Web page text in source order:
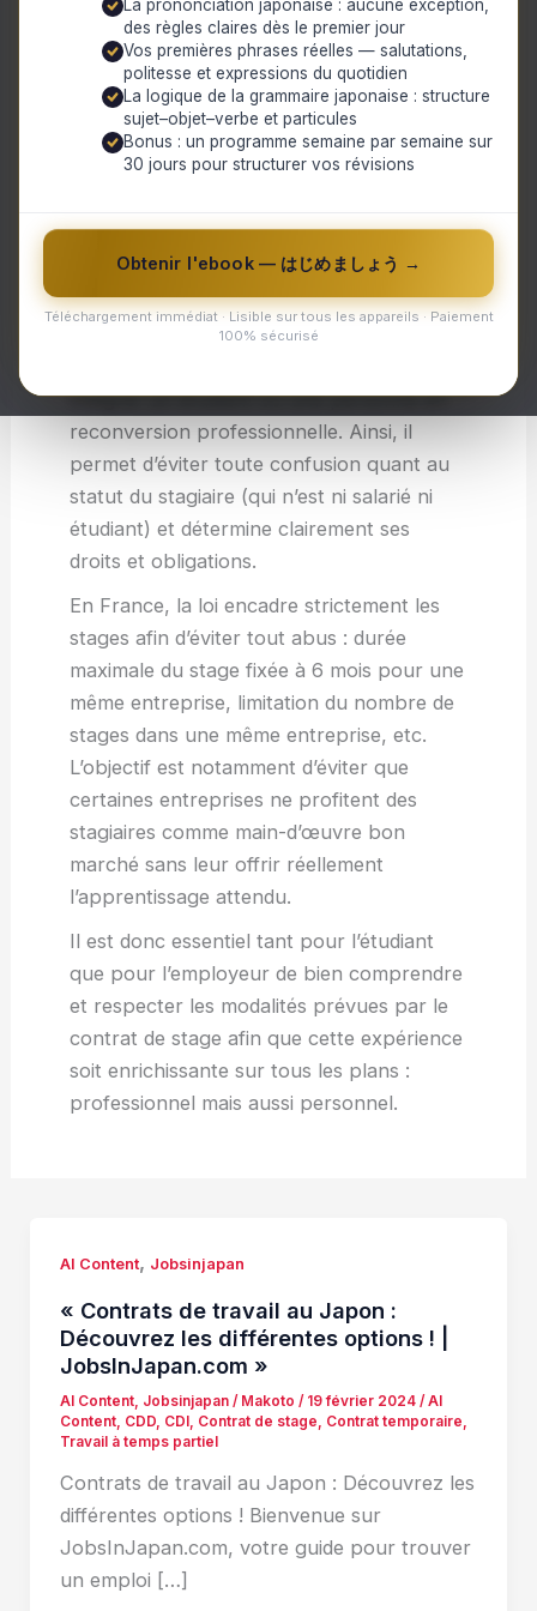
La prononciation japonaise : aucune exception,
des règles claires dès le premier jour
Vos premières phrases réelles — salutations,
politesse et expressions du quotidien
La logique de la grammaire japonaise : structure
sujet–objet–verbe et particules
Bonus : un programme semaine par semaine sur
30 jours pour structurer vos révisions
Obtenir l'ebook — はじめましょう →
Téléchargement immédiat · Lisible sur tous les appareils · Paiement
100% sécurisé
la durée du stage, les missions confiées au
stagiaire, ainsi que le montant éventuel
d’une gratification. Il peut également
contenir des clauses concernant les
horaires, la protection sociale ou encore la
le stagiaire aura accès.
Ce type de contrat a pour objectif
principal de protéger les intérêts du
stagiaire tout en garantissant à l’entreprise
intégrer un étudiant ou une personne en
reconversion professionnelle. Ainsi, il
permet d’éviter toute confusion quant au
statut du stagiaire (qui n’est ni salarié ni
étudiant) et détermine clairement ses
droits et obligations.
En France, la loi encadre strictement les
stages afin d’éviter tout abus : durée
maximale du stage fixée à 6 mois pour une
même entreprise, limitation du nombre de
stages dans une même entreprise, etc.
L’objectif est notamment d’éviter que
certaines entreprises ne profitent des
stagiaires comme main-d’œuvre bon
marché sans leur offrir réellement
l’apprentissage attendu.
Il est donc essentiel tant pour l’étudiant
que pour l’employeur de bien comprendre
et respecter les modalités prévues par le
contrat de stage afin que cette expérience
soit enrichissante sur tous les plans :
professionnel mais aussi personnel.
AI Content, Jobsinjapan
« Contrats de travail au Japon :
Découvrez les différentes options ! |
JobsInJapan.com »
AI Content, Jobsinjapan/ Makoto / 19 février 2024 / AI
Content, CDD, CDI , Contrat de stage, Contrat temporaire,
Travail à temps partiel
Contrats de travail au Japon : Découvrez les
différentes options ! Bienvenue sur
JobsInJapan.com, votre guide pour trouver
un emploi […]